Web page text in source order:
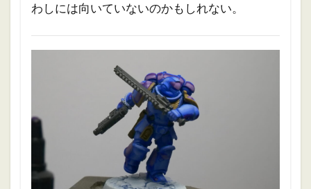
わしには向いていないのかもしれない。